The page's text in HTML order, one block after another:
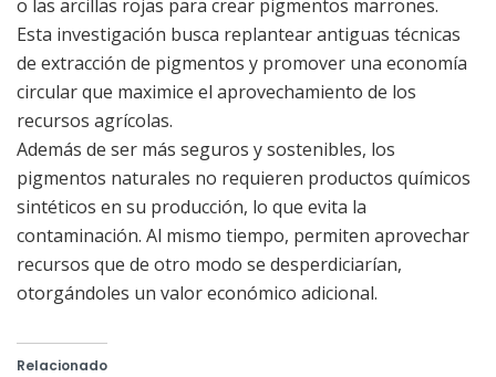
o las arcillas rojas para crear pigmentos marrones.
Esta investigación busca replantear antiguas técnicas
de extracción de pigmentos y promover una economía
circular que maximice el aprovechamiento de los
recursos agrícolas.
Además de ser más seguros y sostenibles, los
pigmentos naturales no requieren productos químicos
sintéticos en su producción, lo que evita la
contaminación. Al mismo tiempo, permiten aprovechar
recursos que de otro modo se desperdiciarían,
otorgándoles un valor económico adicional.
Relacionado